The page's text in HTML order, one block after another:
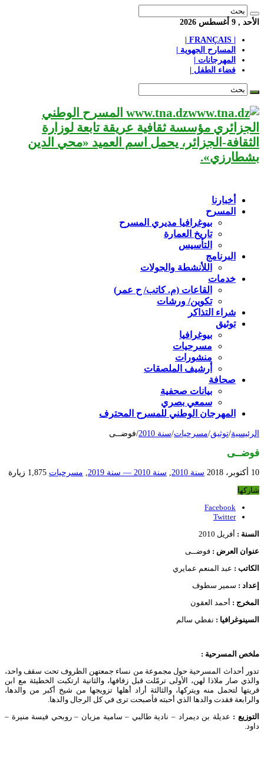
الأحد , 9 أغسطس 2026
المسارح الجهوية |
المهرجانات |
فضاء الطفل |
www.tna.dz المسرح الوطني
الجزائري مؤسسة ثقافية عريقة تابعة لوزارة
الثقافة-الجزائر، يحمل اسم العميد «محي الدين
بشطارزي».
أخبارنا
المسرح
بيوغرافيا مديري المسرح
تاريخ العمارة
التأسيس
البرنامج
اللأنشطة والجولات
خدمات
القاعات (م. كاتب/ ح عمر)
تكوين/ ورشات
شراء التذاكر
توثيق
بيوغرافيا
مسرحيات
منشورات
أرشيف الملصقات
صحافة
بيانات صحفية
سمعي بصري
المهرجان الوطني للمسرح المحترف
الرئيسية/توثيق/مسرحيات/سنة 2010 /فوضــى
فوضــى
10 أكتوبر، 2018 سنة 2010 , سنة 2010 — سنة 2019 , مسرحيات 1,875 زيارة
شاركها
Facebook
Twitter
السنة : أفريل 2010
عنوان العرض : فوضــى
الكاتب : عبد المنعم عمايري
إعداد : سمير سطوف
المخرج : أحمد العقون
السينوغرافيا : نفطي سالم
ملخص المسرحية :
تدور أحداث المسرحية حول مجموعة من نساء جمعتهن الظروف تحت سقف واحد،
والذي صار ملاذا لهن، الأولى ترمّلت قبل زفافها، والثانية ارتكبت الخطيئة مع ابن
قريتها لتحمل منه ويتركها، والثالثة أراد أهلها تزويجها من شيخ أكبر من والدها،
والرابعة فقدت والدها الذي أحبته فأصبحت ترى في كل الرجال والدها.
التوزيع : عديلة بن ديمراد – نادية طالبي – سامية مزيان – روبحي فيسة منيرة –
داود.